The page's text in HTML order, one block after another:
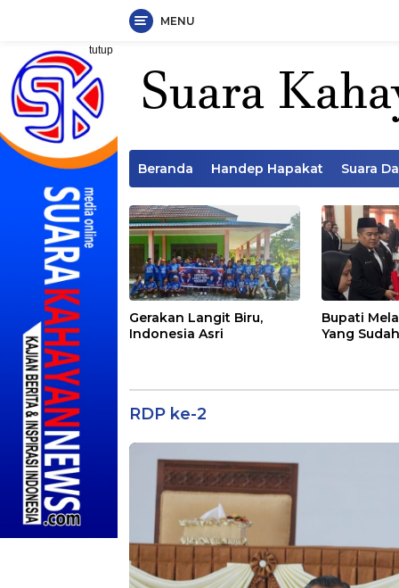
Langsung
konten
MENU
tutup
Beranda Handep Hapakat Suara
Gerakan Langit Biru,
Indonesia Asri
Bupati
Yang
RDP ke-2